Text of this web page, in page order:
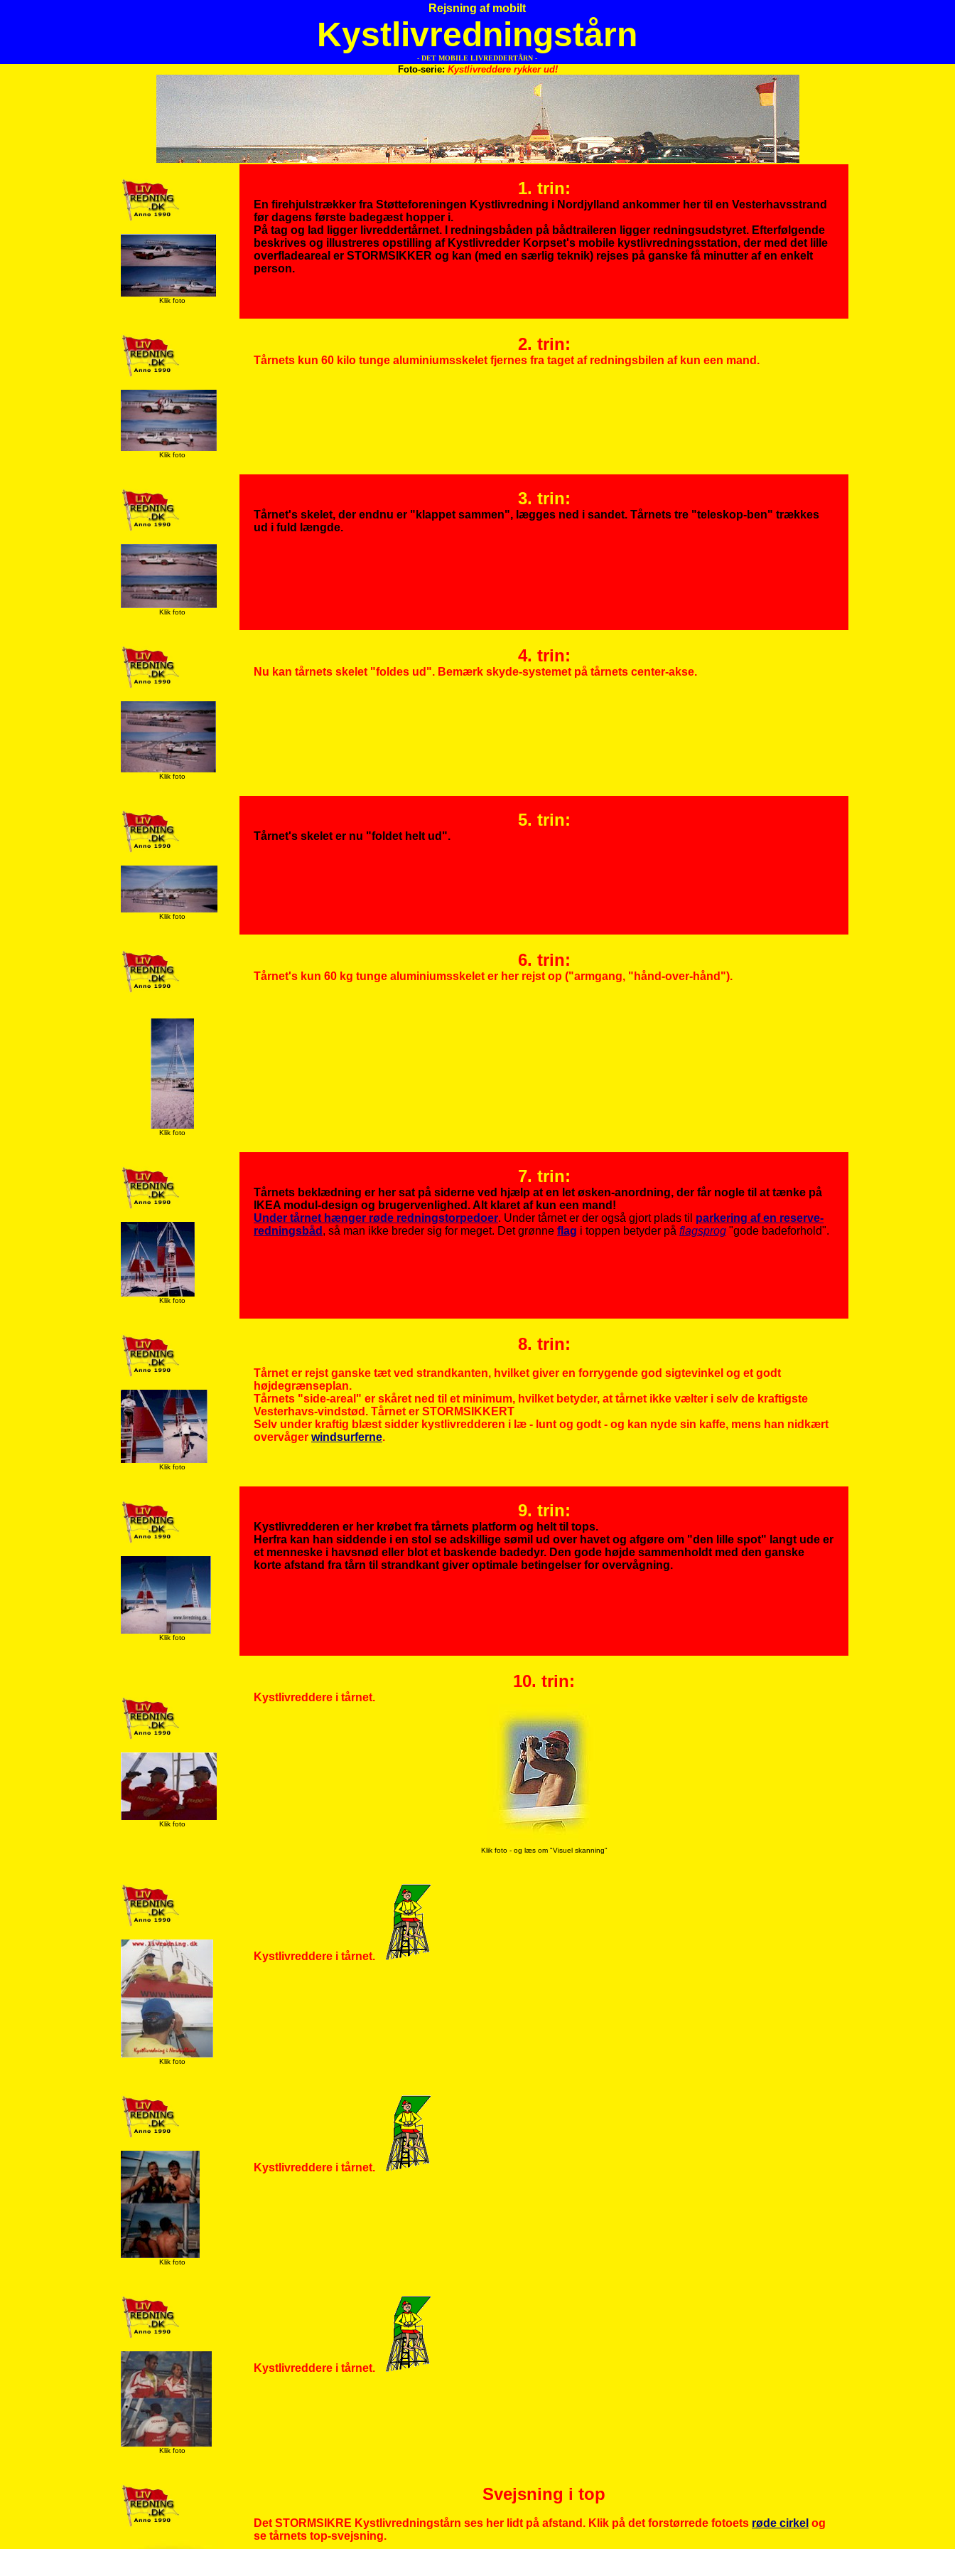
Rejsning af mobilt
Kystlivredningstårn
- DET MOBILE LIVREDDERTÅRN -
Foto-serie: Kystlivreddere rykker ud!
Klik foto
1. trin:
En firehjulstrækker fra Støtteforeningen Kystlivredning i Nordjylland ankommer her til en Vesterhavsstrand
før dagens første badegæst hopper i.
På tag og lad ligger livreddertårnet. I redningsbåden på bådtraileren ligger redningsudstyret. Efterfølgende
beskrives og illustreres opstilling af Kystlivredder Korpset's mobile kystlivredningsstation, der med det lille
overfladeareal er STORMSIKKER og kan (med en særlig teknik) rejses på ganske få minutter af en enkelt
person.
Klik foto
2. trin:
Tårnets kun 60 kilo tunge aluminiumsskelet fjernes fra taget af redningsbilen af kun een mand.
Klik foto
3. trin:
Tårnet's skelet, der endnu er "klappet sammen", lægges ned i sandet. Tårnets tre "teleskop-ben" trækkes
ud i fuld længde.
Klik foto
4. trin:
Nu kan tårnets skelet "foldes ud". Bemærk skyde-systemet på tårnets center-akse.
Klik foto
5. trin:
Tårnet's skelet er nu "foldet helt ud".
Klik foto
6. trin:
Tårnet's kun 60 kg tunge aluminiumsskelet er her rejst op ("armgang, "hånd-over-hånd").
Klik foto
7. trin:
Tårnets beklædning er her sat på siderne ved hjælp at en let øsken-anordning, der får nogle til at tænke på
IKEA modul-design og brugervenlighed. Alt klaret af kun een mand!
Under tårnet hænger røde redningstorpedoer. Under tårnet er der også gjort plads til parkering af en reserve-
redningsbåd , så man ikke breder sig for meget. Det grønne flag i toppen betyder på flagsprog "gode badeforhold".
Klik foto
8. trin:
Tårnet er rejst ganske tæt ved strandkanten, hvilket giver en forrygende god sigtevinkel og et godt
højdegrænseplan.
Tårnets "side-areal" er skåret ned til et minimum, hvilket betyder, at tårnet ikke vælter i selv de kraftigste
Vesterhavs-vindstød. Tårnet er STORMSIKKERT
Selv under kraftig blæst sidder kystlivredderen i læ - lunt og godt - og kan nyde sin kaffe, mens han nidkært
overvåger windsurferne.
Klik foto
9. trin:
Kystlivredderen er her krøbet fra tårnets platform og helt til tops.
Herfra kan han siddende i en stol se adskillige sømil ud over havet og afgøre om "den lille spot" langt ude er
et menneske i havsnød eller blot et baskende badedyr. Den gode højde sammenholdt med den ganske
korte afstand fra tårn til strandkant giver optimale betingelser for overvågning.
Klik foto
10. trin:
Kystlivreddere i tårnet.
Klik foto - og læs om "Visuel skanning"
Klik foto
Kystlivreddere i tårnet.
Klik foto
Kystlivreddere i tårnet.
Klik foto
Kystlivreddere i tårnet.
Svejsning i top
Det STORMSIKRE Kystlivredningstårn ses her lidt på afstand. Klik på det forstørrede fotoets røde cirkel og
se tårnets top-svejsning.